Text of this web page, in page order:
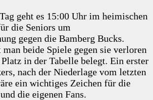
geht es 15:00 Uhr im heimischen
die Seniors um
gegen die Bamberg Bucks.
man beide Spiele gegen sie verloren
in der Tabelle belegt. Ein erster
nach der Niederlage vom letzten
ein wichtiges Zeichen für die
die eigenen Fans.